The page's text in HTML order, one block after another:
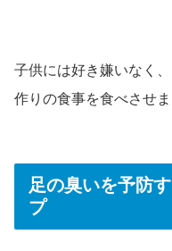
子供には好き嫌いなく
作りの食事を食べさせま
足の臭いを予防
プ